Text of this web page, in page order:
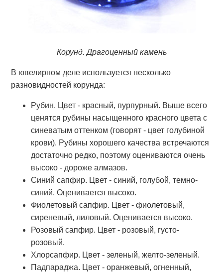
Корунд. Драгоценный камень
В ювелирном деле используется несколько
разновидностей корунда:
Рубин. Цвет - красный, пурпурный. Выше всего
ценятся рубины насыщенного красного цвета с
синеватым оттенком (говорят - цвет голубиной
крови). Рубины хорошего качества встречаются
достаточно редко, поэтому оцениваются очень
высоко - дороже алмазов.
Синий сапфир. Цвет - синий, голубой, темно-
синий. Оценивается высоко.
Фиолетовый сапфир. Цвет - фиолетовый,
сиреневый, лиловый. Оценивается высоко.
Розовый сапфир. Цвет - розовый, густо-
розовый.
Хлорсапфир. Цвет - зеленый, желто-зеленый.
Падпараджа. Цвет - оранжевый, огненный,